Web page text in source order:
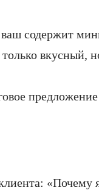
содержит
только вкусный,
«Почему